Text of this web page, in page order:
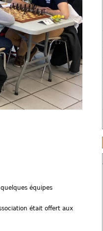
équipes
était offert aux